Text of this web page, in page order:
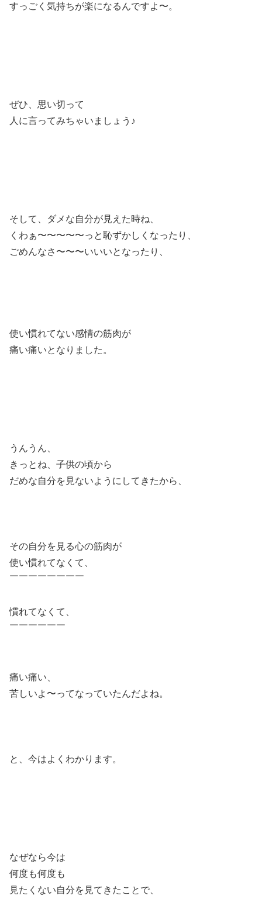
すっごく気持ちが楽になるんですよ〜。
ぜひ、思い切って
人に言ってみちゃいましょう♪
そして、ダメな自分が見えた時ね、
くわぁ〜〜〜〜〜っと恥ずかしくなったり、
ごめんなさ〜〜〜いいいとなったり、
使い慣れてない感情の筋肉が
痛い痛いとなりました。
うんうん、
きっとね、子供の頃から
だめな自分を見ないようにしてきたから、
その自分を見る心の筋肉が
使い慣れてなくて、
￣￣￣￣￣￣￣￣
慣れてなくて、
￣￣￣￣￣￣
痛い痛い、
苦しいよ〜ってなっていたんだよね。
と、今はよくわかります。
なぜなら今は
何度も何度も
見たくない自分を見てきたことで、